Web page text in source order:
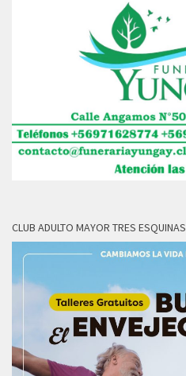
CLUB ADULTO MAYOR TRES ESQUINAS